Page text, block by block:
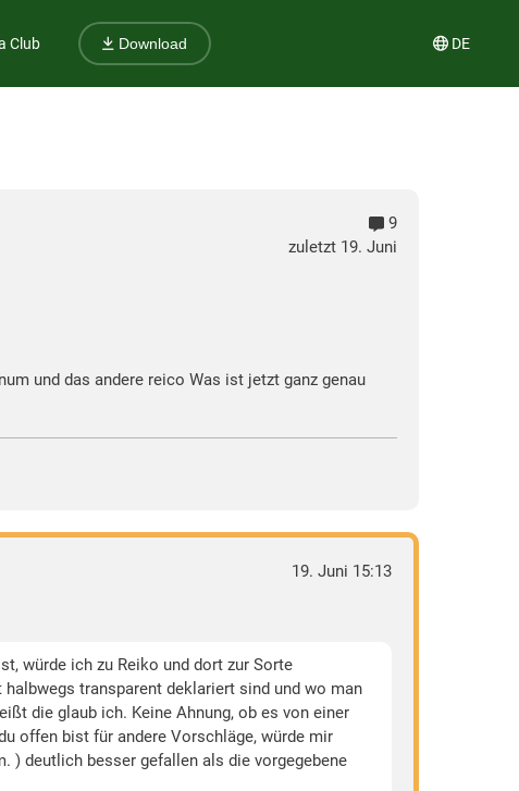
Club Download DE
9
zuletzt 19. Juni
und das andere reico Was ist jetzt ganz genau
19. Juni 15:13
würde ich zu Reiko und dort zur Sorte
transparent deklariert sind und wo man
die glaub ich. Keine Ahnung, ob es von einer
offen bist für andere Vorschläge, würde mir
) deutlich besser gefallen als die vorgegebene